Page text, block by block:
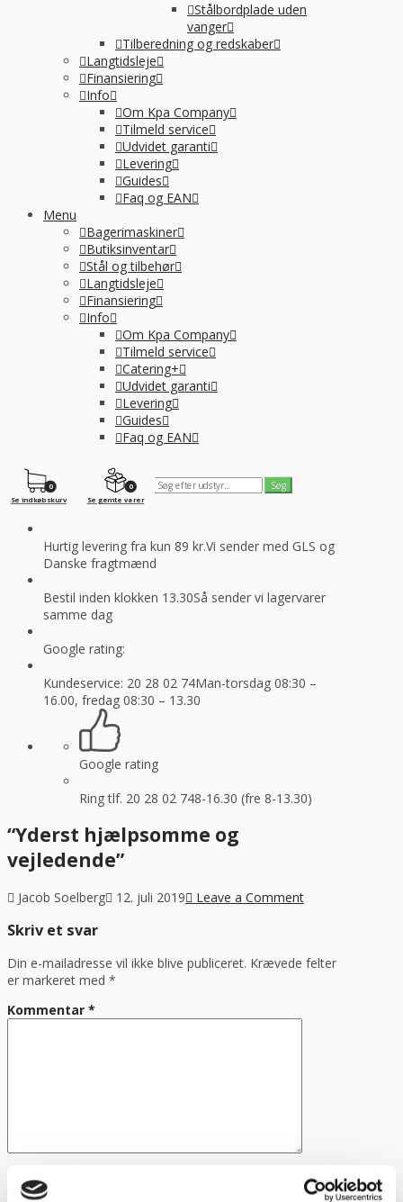
Stålbordplade uden
vanger
Tilberedning og redskaber
Langtidsleje
Finansiering
Info
Om Kpa Company
Tilmeld service
Udvidet garanti
Levering
Guides
Faq og EAN
Menu
Bagerimaskiner
Butiksinventar
Stål og tilbehør
Langtidsleje
Finansiering
Info
Om Kpa Company
Tilmeld service
Catering+
Udvidet garanti
Levering
Guides
Faq og EAN
0
Se gemte varer
0
Se indkøbskurv
Hurtig levering fra kun 89 kr.Vi sender med GLS og
Danske fragtmænd
Bestil inden klokken 13.30Så sender vi lagervarer
samme dag
Google rating:
Kundeservice: 20 28 02 74Man-torsdag 08:30 –
16.00, fredag 08:30 – 13.30
Google rating
Ring tlf. 20 28 02 748-16.30 (fre 8-13.30)
“Yderst hjælpsomme og
vejledende”
Jacob Soelberg 12. juli 2019 Leave a Comment
Skriv et svar
Din e-mailadresse vil ikke blive publiceret. Krævede felter
er markeret med *
Kommentar *
Name